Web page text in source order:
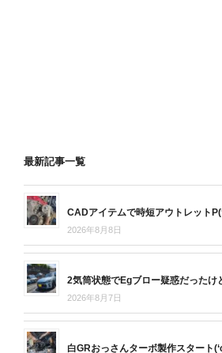
最新記事一覧
CADアイテムで時短アウトレット
2026年8月8日
2気筒状態でEgブロー疑惑だったけ
2026年8月7日
白GRおっさんターボ製作スタート